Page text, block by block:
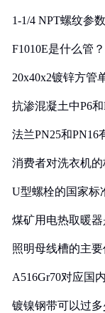
1-1/4 NPT螺纹参
F1010E是什么管
20x40x2镀锌方管
抗渗混凝土中P6
法兰PN25和PN16
消费者对洗衣机
U型螺栓的国家标
煤矿用电热取暖
照明母线槽的主
A516Gr70对应国
镀镍钢带可以过